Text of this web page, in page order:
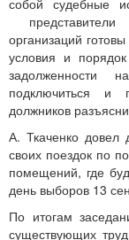
организаций
условия и
задолженности
подключиться и
должников
А. Ткаченко довел
своих поездок по
помещений, где
день выборов 13
По итогам
существующих